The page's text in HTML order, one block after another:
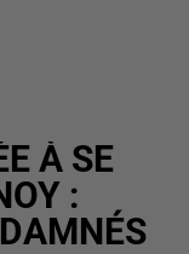
À SE
: